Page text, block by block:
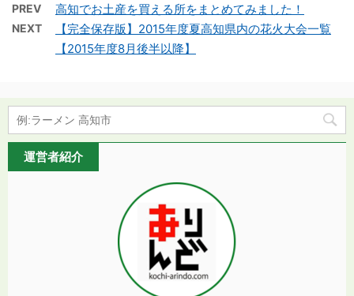
PREV 高知でお土産を買える所をまとめてみました！
NEXT
【完全保存版】2015年度夏高知県内の花火大会一覧
【2015年度8月後半以降】
運営者紹介